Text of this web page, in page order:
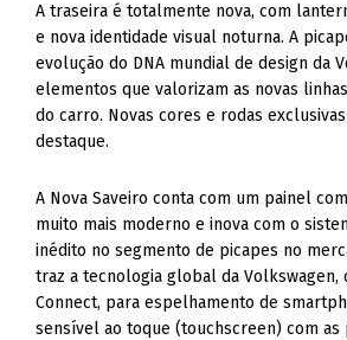
A traseira é totalmente nova, com
e nova identidade visual noturna. A
evolução do DNA mundial de design da
elementos que valorizam as novas
do carro. Novas cores e rodas
destaque.
A Nova Saveiro conta com um painel
muito mais moderno e inova com o
inédito no segmento de picapes no
traz a tecnologia global da Volkswagen,
Connect, para espelhamento de
sensível ao toque (touchscreen) com as